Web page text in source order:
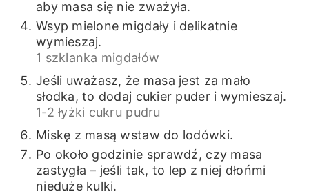
aby masa się nie zważyła.
Wsyp mielone migdały i delikatnie
wymieszaj.
1 szklanka migdałów
Jeśli uważasz, że masa jest za mało
słodka, to dodaj cukier puder i wymieszaj.
1-2 łyżki cukru pudru
Miskę z masą wstaw do lodówki.
Po około godzinie sprawdź, czy masa
zastygła – jeśli tak, to lep z niej dłońmi
nieduże kulki.